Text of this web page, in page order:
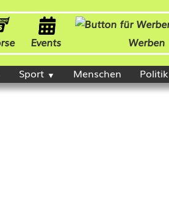
Events Werben
Sport Menschen Politik